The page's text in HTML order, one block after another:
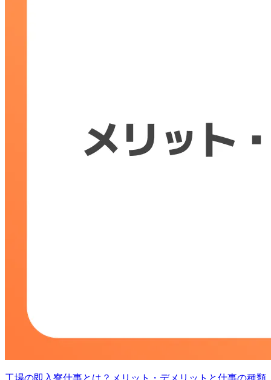
工場の即入寮仕事とは？メリット・デメリットと仕事の種類